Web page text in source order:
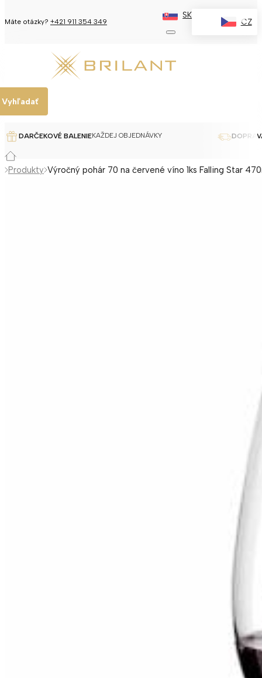
Máte otázky? +421 911 354 349
SK
CZ
Vyhľadať
DARČEKOVÉ BALENIEKAŽDEJ OBJEDNÁVKY
Produkty Výročný pohár 70 na červené víno 1ks Falling Star
✕